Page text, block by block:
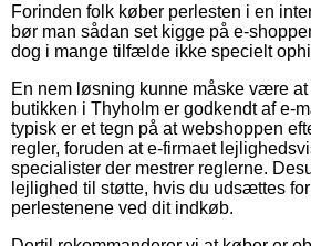
Forinden folk køber perlesten i en
bør man sådan set kigge på e-
dog i mange tilfælde ikke specielt
En nem løsning kunne måske være
butikken i Thyholm er godkendt af e-
typisk er et tegn på at webshoppen
regler, foruden at e-firmaet
specialister der mestrer reglerne.
lejlighed til støtte, hvis du udsættes
perlestenene ved dit indkøb.